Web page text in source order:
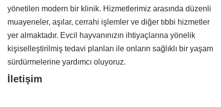
yönetilen modern bir klinik. Hizmetlerimiz arasında düzenli
muayeneler, aşılar, cerrahi işlemler ve diğer tıbbi hizmetler
yer almaktadır. Evcil hayvanınızın ihtiyaçlarına yönelik
kişiselleştirilmiş tedavi planları ile onların sağlıklı bir yaşam
sürdürmelerine yardımcı oluyoruz.
İletişim